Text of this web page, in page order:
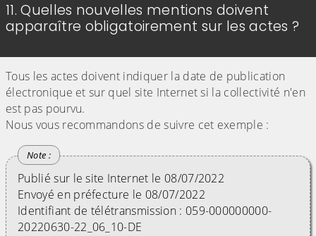
11. Quelles nouvelles mentions doivent
apparaître obligatoirement sur les actes ?
Tous les actes doivent indiquer la date de publication
électronique et sur quel site Internet si la collectivité n'en
est pas pourvu.
Nous vous recommandons de suivre cet exemple :
Publié sur le site Internet le 08/07/2022
Envoyé en préfecture le 08/07/2022
Identifiant de télétransmission : 059-000000000-
20220630-22_06_10-DE